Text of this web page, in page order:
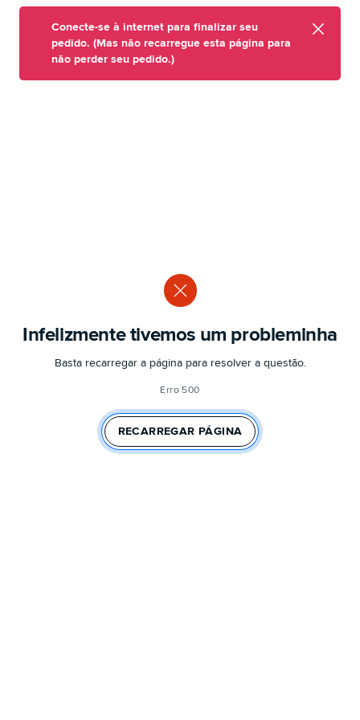
Conecte-se à internet para finalizar seu
pedido. (Mas não recarregue esta página para
não perder seu pedido.)
Infelizmente tivemos um probleminha
Basta recarregar a página para resolver a questão.
Erro 500
RECARREGAR PÁGINA